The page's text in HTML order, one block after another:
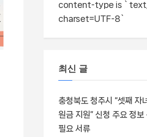
content-type is
charset=UTF-8`
최신 글
충청북도 청주시 “셋째 자
원금 지원” 신청 주요 정
필요 서류